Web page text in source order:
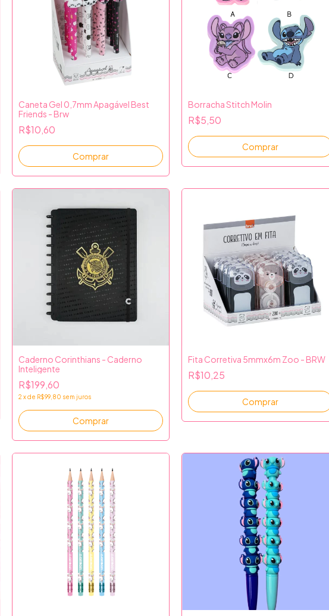
Caneta Gel 0,7mm Apagável Best
Friends - Brw
R$10,60
Comprar
Borracha Stitch Molin
R$5,50
Comprar
Caderno Corinthians - Caderno
Inteligente
R$199,60
2 xde R$99,80 sem juros
Comprar
Fita Corretiva 5mmx6m Zoo - BRW
R$10,25
Comprar